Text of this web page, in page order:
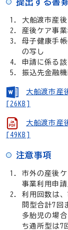
大船渡市産
産後ケア事
母子健康手
の写し
申請に係る
振込先金融
大船渡市産
[26KB]
大船渡市産
[49KB]
注意事項
市外の産後
事業利用申
利用回数は
問型合計7回
多胎児の場
ち通所型は7